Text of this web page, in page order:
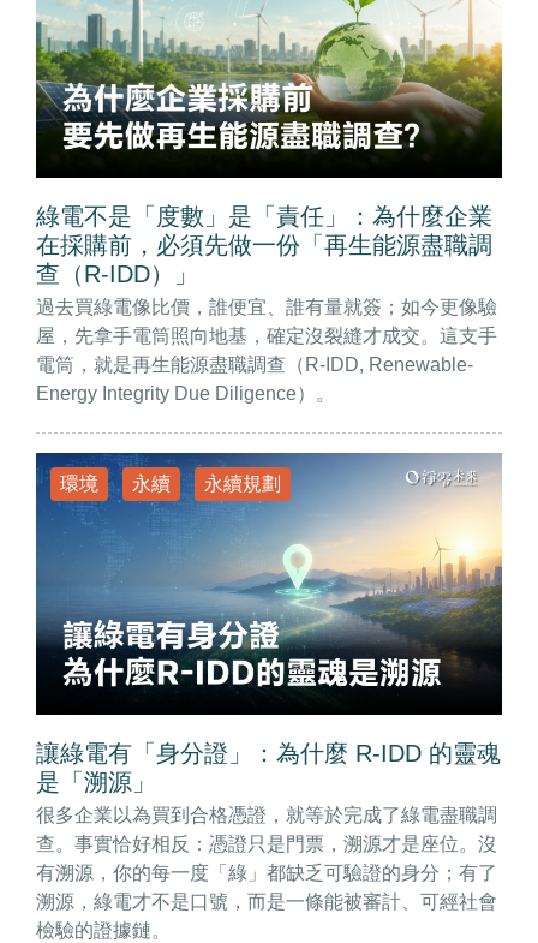
綠電不是「度數」是「責任」：為什麼企業
在採購前，必須先做一份「再生能源盡職調
查（R-IDD）」
過去買綠電像比價，誰便宜、誰有量就簽；如今更像驗
屋，先拿手電筒照向地基，確定沒裂縫才成交。這支手
電筒，就是再生能源盡職調查（R-IDD, Renewable-
Energy Integrity Due Diligence）。
環境 永續 永續規劃
讓綠電有「身分證」：為什麼 R-IDD 的靈魂
是「溯源」
很多企業以為買到合格憑證，就等於完成了綠電盡職調
查。事實恰好相反：憑證只是門票，溯源才是座位。沒
有溯源，你的每一度「綠」都缺乏可驗證的身分；有了
溯源，綠電才不是口號，而是一條能被審計、可經社會
檢驗的證據鏈。